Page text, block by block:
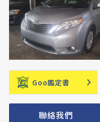
Goo鑑定書
聯絡我們